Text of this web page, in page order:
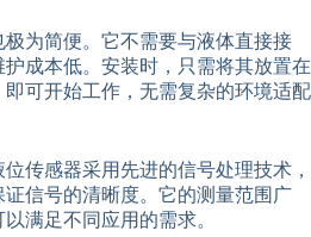
为简便。它不需要与液体直接接
成本低。安装时，只需将其放置在
可开始工作，无需复杂的环境适配
传感器采用先进的信号处理技术，
信号的清晰度。它的测量范围广
满足不同应用的需求。